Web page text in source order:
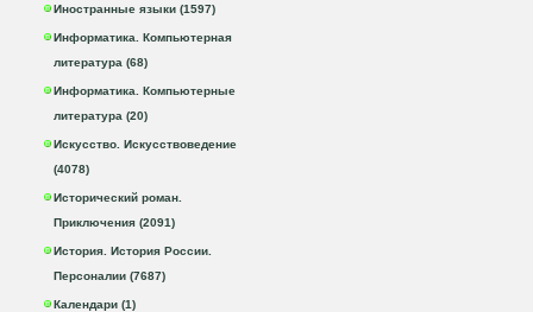
Иностранные языки (1597)
Информатика. Компьютерная
литература (68)
Информатика. Компьютерные
литература (20)
Искусство. Искусствоведение
(4078)
Исторический роман.
Приключения (2091)
История. История России.
Персоналии (7687)
Календари (1)